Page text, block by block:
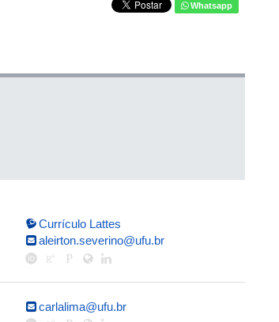
Whatsapp
Currículo Lattes
aleirton.severino@ufu.br
carlalima@ufu.br